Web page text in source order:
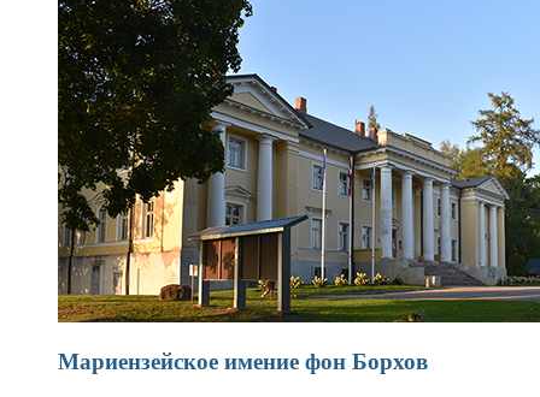
Мариензейское имение фон Борхов